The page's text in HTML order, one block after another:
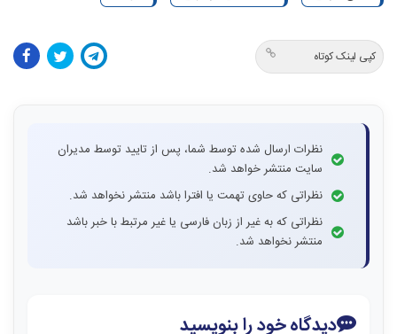
کپی لینک کوتاه
نظرات ارسال شده توسط شما، پس از تایید توسط مدیران
سایت منتشر خواهد شد.
نظراتی که حاوی تهمت یا افترا باشد منتشر نخواهد شد.
نظراتی که به غیر از زبان فارسی یا غیر مرتبط با خبر باشد
منتشر نخواهد شد.
دیدگاه خود را بنویسید